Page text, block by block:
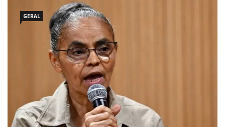
preconceitos,Das
GERAL